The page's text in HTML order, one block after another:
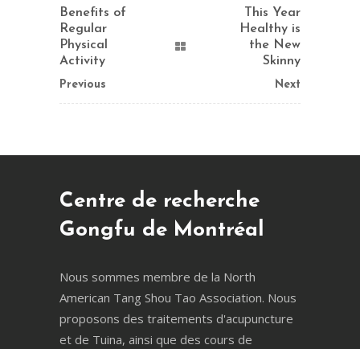
Benefits of
Regular
Physical
Activity
Previous
This Year
Healthy is
the New
Skinny
Next
Centre de recherche
Gongfu de Montréal
Nous sommes membre de la North
American Tang Shou Tao Association. Nous
proposons des traitements d'acupuncture
et de Tuina, ainsi que des cours de